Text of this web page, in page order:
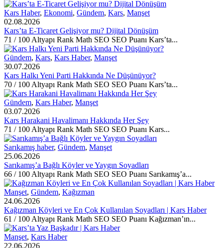
Kars Haber, Ekonomi, Gündem, Kars, Manşet
02.08.2026
Kars’ta E-Ticaret Gelişiyor mu? Dijital Dönüşüm
71 / 100 Altyapı Rank Math SEO SEO Puanı Kars’ta...
Gündem, Kars, Kars Haber, Manşet
30.07.2026
Kars Halkı Yeni Parti Hakkında Ne Düşünüyor?
70 / 100 Altyapı Rank Math SEO SEO Puanı Kars’ta...
Gündem, Kars Haber, Manşet
03.07.2026
Kars Harakani Havalimanı Hakkında Her Şey
71 / 100 Altyapı Rank Math SEO SEO Puanı Kars...
Sarıkamış haber, Gündem, Manşet
25.06.2026
Sarıkamış’a Bağlı Köyler ve Yaygın Soyadları
66 / 100 Altyapı Rank Math SEO SEO Puanı Sarıkamış’a...
Manşet, Gündem, Kağızman
24.06.2026
Kağızman Köyleri ve En Çok Kullanılan Soyadları | Kars Haber
61 / 100 Altyapı Rank Math SEO SEO Puanı Kağızman’ın...
Manşet, Kars Haber
22.06.2026